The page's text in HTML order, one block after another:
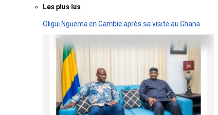
Les plus lus
Oligui Nguema en Gambie après sa visite au Ghana